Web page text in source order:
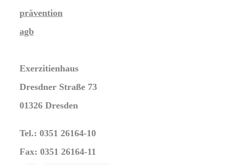
prävention
agb
Exerzitienhaus
Dresdner Straße 73
01326 Dresden
Tel.: 0351 26164-10
Fax: 0351 26164-11